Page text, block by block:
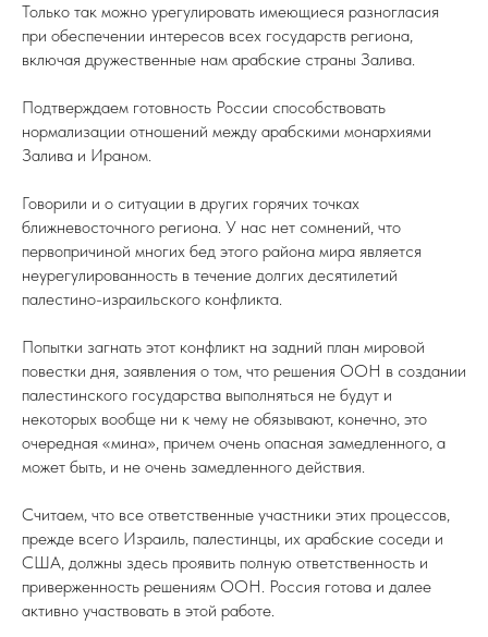
Только так можно урегулировать имеющиеся разногласия
при обеспечении интересов всех государств региона,
включая дружественные нам арабские страны Залива.
Подтверждаем готовность России способствовать
нормализации отношений между арабскими монархиями
Залива и Ираном.
Говорили и о ситуации в других горячих точках
ближневосточного региона. У нас нет сомнений, что
первопричиной многих бед этого района мира является
неурегулированность в течение долгих десятилетий
палестино-израильского конфликта.
Попытки загнать этот конфликт на задний план мировой
повестки дня, заявления о том, что решения ООН в создании
палестинского государства выполняться не будут и
некоторых вообще ни к чему не обязывают, конечно, это
очередная «мина», причем очень опасная замедленного, а
может быть, и не очень замедленного действия.
Считаем, что все ответственные участники этих процессов,
прежде всего Израиль, палестинцы, их арабские соседи и
США, должны здесь проявить полную ответственность и
приверженность решениям ООН. Россия готова и далее
активно участвовать в этой работе.